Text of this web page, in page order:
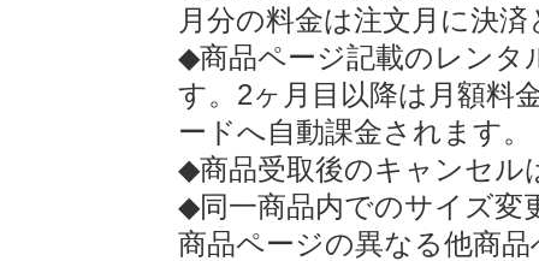
月分の料金は注文月に決
◆商品ページ記載のレンタ
す。2ヶ月目以降は月額料
ードへ自動課金されます。
◆商品受取後のキャンセル
◆同一商品内でのサイズ
商品ページの異なる他商